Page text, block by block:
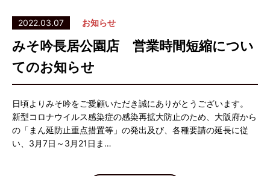
2022.03.07 お知らせ
みそ吟長居公園店 営業時間短縮につい
てのお知らせ
日頃よりみそ吟をご愛顧いただき誠にありがとうございます。
新型コロナウイルス感染症の感染再拡大防止のため、大阪府から
の「まん延防止重点措置等」の発出及び、各種要請の延長に従
い、3月7日～3月21日ま…